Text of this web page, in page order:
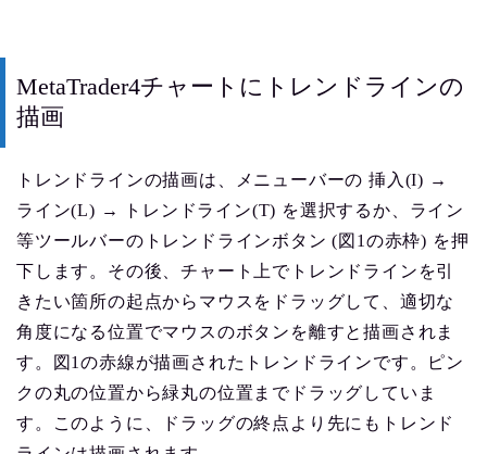
MetaTrader4チャートにトレンドラインの
描画
トレンドラインの描画は、メニューバーの 挿入(I) →
ライン(L) → トレンドライン(T) を選択するか、ライン
等ツールバーのトレンドラインボタン (図1の赤枠) を押
下します。その後、チャート上でトレンドラインを引
きたい箇所の起点からマウスをドラッグして、適切な
角度になる位置でマウスのボタンを離すと描画されま
す。図1の赤線が描画されたトレンドラインです。ピン
クの丸の位置から緑丸の位置までドラッグしていま
す。このように、ドラッグの終点より先にもトレンド